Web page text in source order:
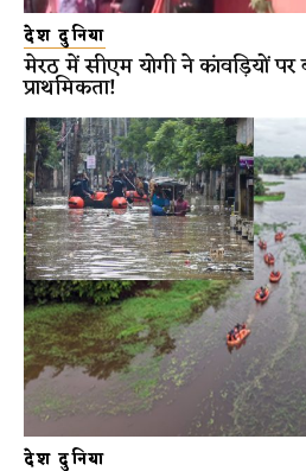
देश दुनिया
मेरठ में सीएम योगी ने कांवड़ियों पर
प्राथमिकता!
देश दुनिया